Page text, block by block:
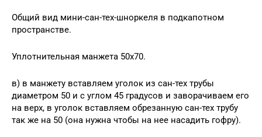
Общий вид мини-сан-тех-шноркеля в подкапотном
пространстве.
Уплотнительная манжета 50х70.
в) в манжету вставляем уголок из сан-тех трубы
диаметром 50 и с углом 45 градусов и заворачиваем его
на верх, в уголок вставляем обрезанную сан-тех трубу
так же на 50 (она нужна чтобы на нее насадить гофру).